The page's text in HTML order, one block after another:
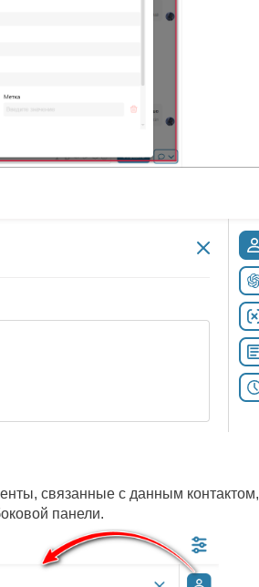
связанные с данным контактом,
панели.